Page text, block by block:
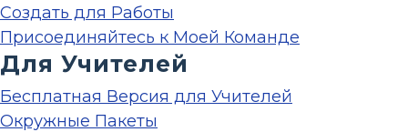
Создать для Работы
Присоединяйтесь к Моей Команде
Для Учителей
Бесплатная Версия для Учителей
Окружные Пакеты